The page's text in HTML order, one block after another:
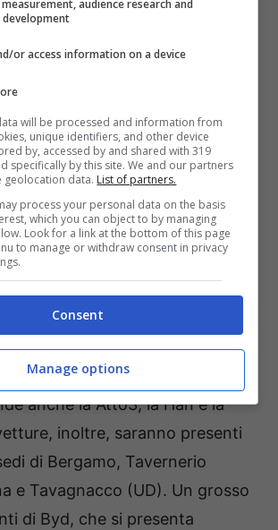
diMilano.
di Byd in Europa (ansafoto.it) fuoristrada.it
Duomo consente la visione
la gamma completa di Byd,
anche la Atto3, la Han e la
inoltre, saranno presenti
di Bergamo, Tavernerio
e Tavagnacco (UD). Un grosso
di Byd, che si presenta
audience research and
development
or access information on a device
will be processed and information from
unique identifiers, and other device
by, accessed by and shared with 319
specifically by this site. We and our partners
geolocation data. List of partners.
process your personal data on the basis
which you can object to by managing
Look for a link at the bottom of this page
to manage or withdraw consent in privacy
Consent
Manage options